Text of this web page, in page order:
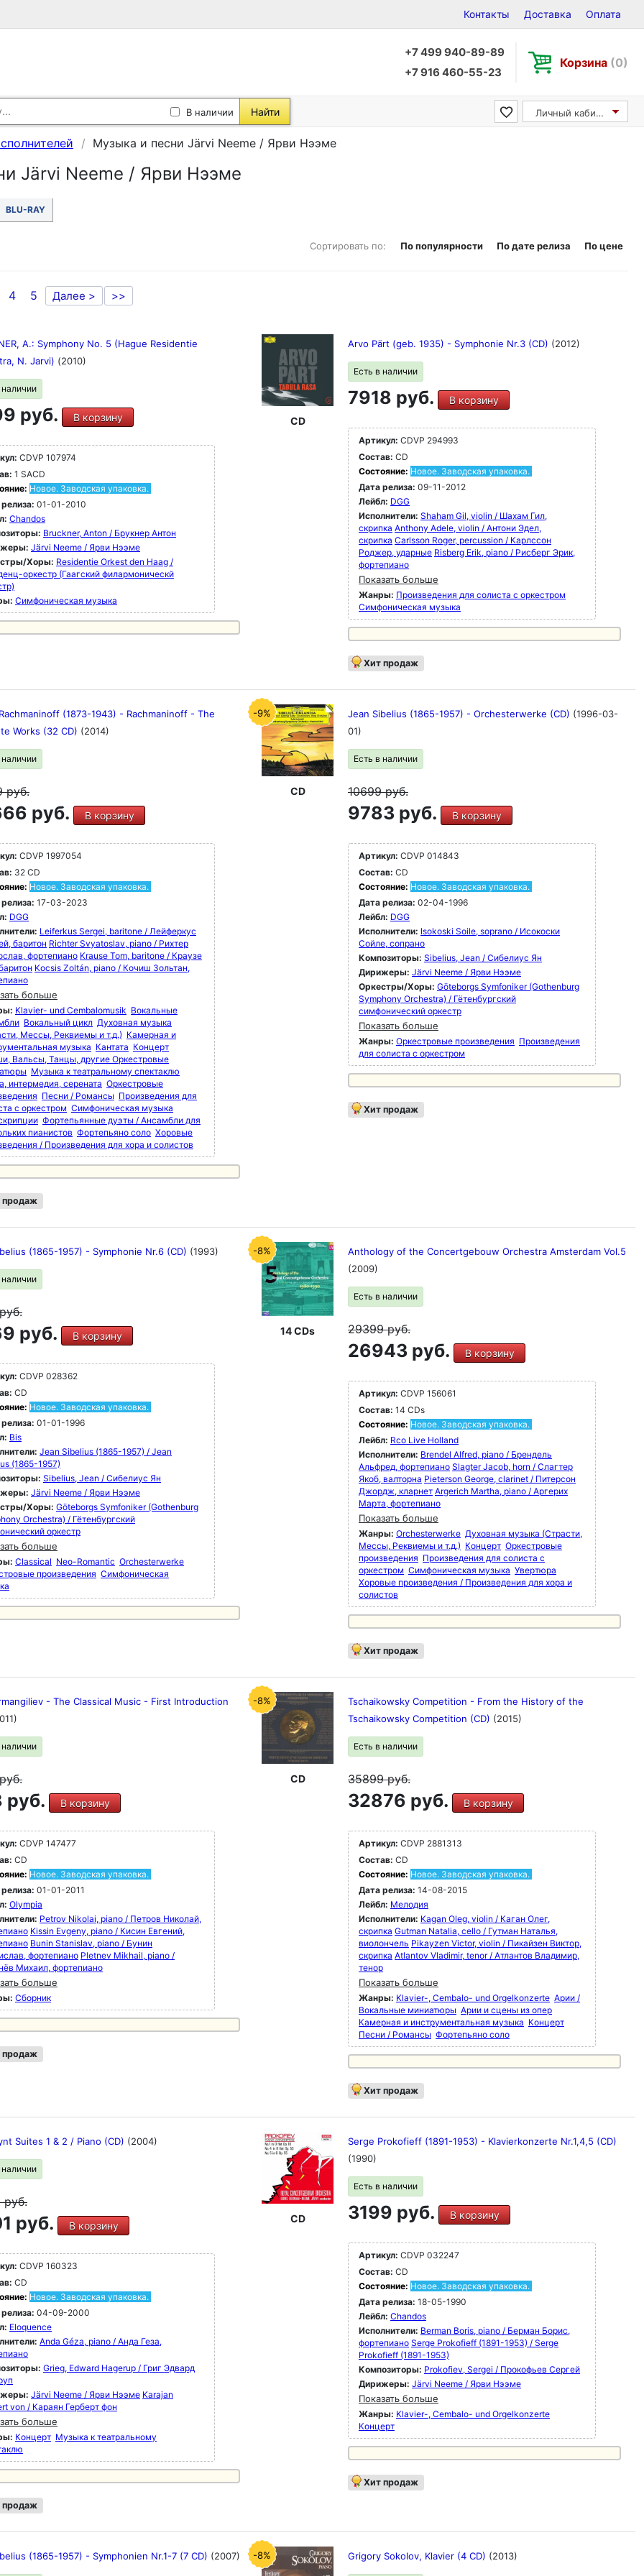
Контакты Доставка Оплата
+7 499 940-89-89
+7 916 460-55-23
Корзина (0)
В наличии Найти Личный кабинет
Музыка и песни Järvi Neeme / Ярви Нээме
Järvi Neeme / Ярви Нээме
BLU-RAY
Сортировать по: По популярности По дате релиза По цене
4 5 Далее > >>
A.: Symphony No. 5 (Hague Residentie
N. Jarvi) (2010)
наличии
руб. В корзину
CDVP 107974
1 SACD
Новое. Заводская упаковка.
01-01-2010
Chandos
Bruckner, Anton / Брукнер Антон
Järvi Neeme / Ярви Нээме
Хоры: Residentie Orkest den Haag /
оркестр (Гаагский филармоническй
Симфоническая музыка
CD
Arvo Pärt (geb. 1935) - Symphonie Nr.3 (CD) (2012)
Есть в наличии
7918 руб. В корзину
Артикул: CDVP 294993
Состав: CD
Состояние: Новое. Заводская упаковка.
Дата релиза: 09-11-2012
Лейбл: DGG
Исполнители: Shaham Gil, violin / Шахам Гил,
скрипка Anthony Adele, violin / Антони Эдел,
скрипка Carlsson Roger, percussion / Карлссон
Роджер, ударные Risberg Erik, piano / Рисберг Эрик,
фортепиано
Показать больше
Жанры: Произведения для солиста с оркестром
Симфоническая музыка
Хит продаж
(1873-1943) - Rachmaninoff - The
Works (32 CD) (2014)
наличии
руб.
руб. В корзину
CDVP 1997054
32 CD
Новое. Заводская упаковка.
17-03-2023
DGG
Leiferkus Sergei, baritone / Лейферкус
баритон Richter Svyatoslav, piano / Рихтер
фортепиано Krause Tom, baritone / Краузе
Kocsis Zoltán, piano / Кочиш Зольтан,
больше
Klavier- und Cembalomusik Вокальные
Вокальный цикл Духовная музыка
Мессы, Реквиемы и т.д.) Камерная и
музыка Кантата Концерт
Вальсы, Танцы, другие Оркестровые
Музыка к театральному спектаклю
интермедия, серената Оркестровые
Песни / Романсы Произведения для
с оркестром Симфоническая музыка
Фортепьянные дуэты / Ансамбли для
пианистов Фортепьяно соло Хоровые
/ Произведения для хора и солистов
продаж
-9%
CD
Jean Sibelius (1865-1957) - Orchesterwerke (CD) (1996-03-
01)
Есть в наличии
10699руб.
9783 руб. В корзину
Артикул: CDVP 014843
Состав: CD
Состояние: Новое. Заводская упаковка.
Дата релиза: 02-04-1996
Лейбл: DGG
Исполнители: Isokoski Soile, soprano / Исокоски
Сойле, сопрано
Композиторы: Sibelius, Jean / Сибелиус Ян
Дирижеры: Järvi Neeme / Ярви Нээме
Оркестры/Хоры: Göteborgs Symfoniker (Gothenburg
Symphony Orchestra) / Гётенбургский
симфонический оркестр
Показать больше
Жанры: Оркестровые произведения Произведения
для солиста с оркестром
Хит продаж
(1865-1957) - Symphonie Nr.6 (CD) (1993)
наличии
руб.
руб. В корзину
CDVP 028362
CD
Новое. Заводская упаковка.
01-01-1996
Bis
Jean Sibelius (1865-1957) / Jean
(1865-1957)
Sibelius, Jean / Сибелиус Ян
Järvi Neeme / Ярви Нээме
Хоры: Göteborgs Symfoniker (Gothenburg
Orchestra) / Гётенбургский
оркестр
больше
Classical Neo-Romantic Orchesterwerke
произведения Симфоническая
-8%
14 CDs
Anthology of the Concertgebouw Orchestra Amsterdam Vol.5
(2009)
Есть в наличии
29399руб.
26943 руб. В корзину
Артикул: CDVP 156061
Состав: 14 CDs
Состояние: Новое. Заводская упаковка.
Лейбл: Rco Live Holland
Исполнители: Brendel Alfred, piano / Брендель
Альфред, фортепиано Slagter Jacob, horn / Слагтер
Якоб, валторна Pieterson George, clarinet / Питерсон
Джордж, кларнет Argerich Martha, piano / Аргерих
Марта, фортепиано
Показать больше
Жанры: Orchesterwerke Духовная музыка (Страсти,
Мессы, Реквиемы и т.д.) Концерт Оркестровые
произведения Произведения для солиста с
оркестром Симфоническая музыка Увертюра
Хоровые произведения / Произведения для хора и
солистов
Хит продаж
- The Classical Music - First Introduction
наличии
руб.
руб. В корзину
CDVP 147477
CD
Новое. Заводская упаковка.
01-01-2011
Olympia
Petrov Nikolai, piano / Петров Николай,
Kissin Evgeny, piano / Кисин Евгений,
Bunin Stanislav, piano / Бунин
фортепиано Pletnev Mikhail, piano /
Михаил, фортепиано
больше
Сборник
продаж
-8%
CD
Tschaikowsky Competition - From the History of the
Tschaikowsky Competition (CD) (2015)
Есть в наличии
35899руб.
32876 руб. В корзину
Артикул: CDVP 2881313
Состав: CD
Состояние: Новое. Заводская упаковка.
Дата релиза: 14-08-2015
Лейбл: Мелодия
Исполнители: Kagan Oleg, violin / Каган Oлег,
скрипка Gutman Natalia, cello / Гутман Наталья,
виолончель Pikayzen Victor, violin / Пикайзен Виктор,
скрипка Atlantov Vladimir, tenor / Атлантов Владимир,
тенор
Показать больше
Жанры: Klavier-, Cembalo- und Orgelkonzerte Арии /
Вокальные миниатюры Арии и сцены из опер
Камерная и инструментальная музыка Концерт
Песни / Романсы Фортепьяно соло
Хит продаж
Suites 1 & 2 / Piano (CD) (2004)
наличии
руб.
руб. В корзину
CDVP 160323
CD
Новое. Заводская упаковка.
04-09-2000
Eloquence
Anda Géza, piano / Анда Геза,
Grieg, Edward Hagerup / Григ Эдвард
Järvi Neeme / Ярви Нээме Karajan
von / Караян Герберт фон
больше
Концерт Музыка к театральному
продаж
CD
Serge Prokofieff (1891-1953) - Klavierkonzerte Nr.1,4,5 (CD)
(1990)
Есть в наличии
3199 руб. В корзину
Артикул: CDVP 032247
Состав: CD
Состояние: Новое. Заводская упаковка.
Дата релиза: 18-05-1990
Лейбл: Chandos
Исполнители: Berman Boris, piano / Берман Борис,
фортепиано Serge Prokofieff (1891-1953) / Serge
Prokofieff (1891-1953)
Композиторы: Prokofiev, Sergei / Прокофьев Сергей
Дирижеры: Järvi Neeme / Ярви Нээме
Показать больше
Жанры: Klavier-, Cembalo- und Orgelkonzerte
Концерт
Хит продаж
(1865-1957) - Symphonien Nr.1-7 (7 CD) (2007) -8% Grigory Sokolov, Klavier (4 CD) (2013)